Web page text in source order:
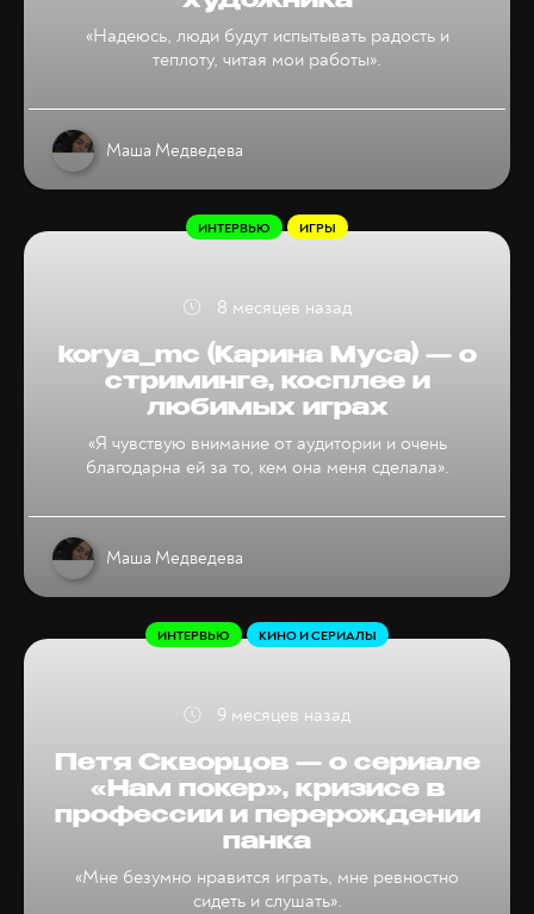
«Надеюсь, люди будут испытывать радость и
теплоту, читая мои работы».
Маша Медведева
korya_mc (Карина Муса) — о
стриминге, косплее и
любимых играх
«Я чувствую внимание от аудитории и очень
благодарна ей за то, кем она меня сделала».
ИНТЕРВЬЮ ИГРЫ
Маша Медведева
8 месяцев назад
Петя Скворцов — о сериале
«Нам покер», кризисе в
профессии и перерождении
панка
«Мне безумно нравится играть, мне ревностно
сидеть и слушать».
ИНТЕРВЬЮ КИНО И СЕРИАЛЫ
9 месяцев назад